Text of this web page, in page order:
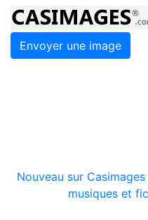
Envoyer une image
Nouveau sur
musiques et